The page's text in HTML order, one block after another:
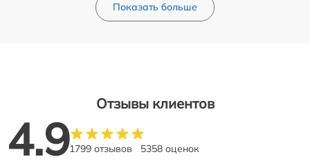
Показать больше
Отзывы клиентов
4.91799 отзывов 5358 оценок